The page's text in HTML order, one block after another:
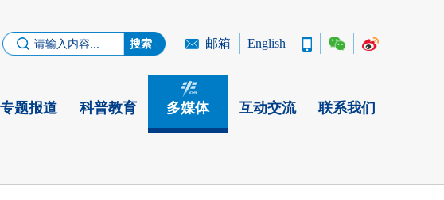
邮箱 English
专题报道 科普教育 多媒体 互动交流 联系我们